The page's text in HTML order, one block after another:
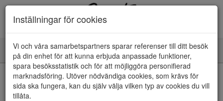
Toggle
navigation
HEM
Inställningar för cookies
Vi och våra samarbetspartners sparar referenser till ditt besök
på din enhet för att kunna erbjuda anpassade funktioner,
spara besöksstatistik och för att möjliggöra personifierad
marknadsföring. Utöver nödvändiga cookies, som krävs för
sida ska fungera, kan du själv välja vilken typ av cookies du vill
tillåta.